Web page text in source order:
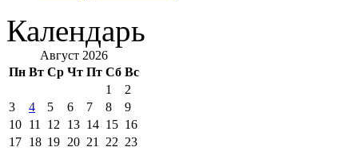
Календарь
Август 2026
Пн Вт Ср Чт Пт Сб Вс
1
2
3
4 5 6 7 8
9
10 11 12 13 14 15 16
17 18 19 20 21 22 23